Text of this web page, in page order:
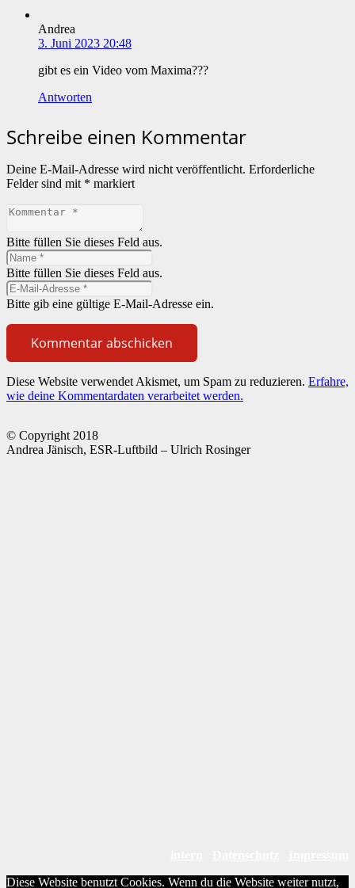
Andrea
3. Juni 2023 20:48
gibt es ein Video vom Maxima???
Antworten
Schreibe einen Kommentar
Deine E-Mail-Adresse wird nicht veröffentlicht. Erforderliche
Felder sind mit * markiert
Bitte füllen Sie dieses Feld aus.
Bitte füllen Sie dieses Feld aus.
Bitte gib eine gültige E-Mail-Adresse ein.
Kommentar abschicken
Diese Website verwendet Akismet, um Spam zu reduzieren. Erfahre,
wie deine Kommentardaten verarbeitet werden.
© Copyright 2018
Andrea Jänisch, ESR-Luftbild – Ulrich Rosinger
Diese Website benutzt Cookies. Wenn du die Website weiter nutzt,